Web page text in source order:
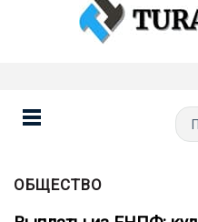
ОБЩЕСТВО